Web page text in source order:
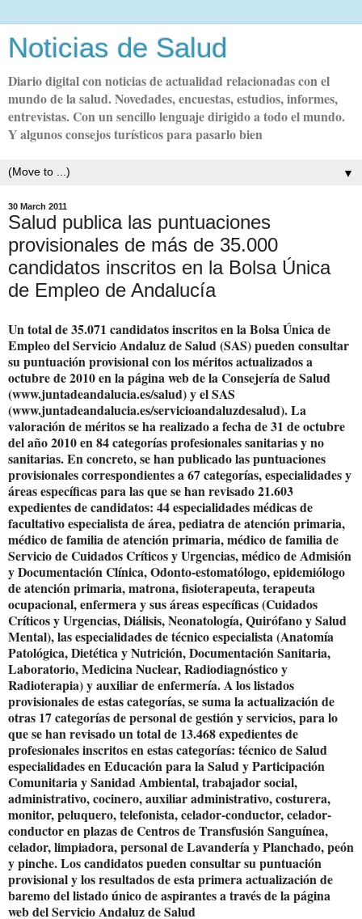
Noticias de Salud
Diario digital con noticias de actualidad relacionadas con el
mundo de la salud. Novedades, encuestas, estudios, informes,
entrevistas. Con un sencillo lenguaje dirigido a todo el mundo.
Y algunos consejos turísticos para pasarlo bien
▼
30 March 2011
Salud publica las puntuaciones
provisionales de más de 35.000
candidatos inscritos en la Bolsa Única
de Empleo de Andalucía
Un total de 35.071 candidatos inscritos en la Bolsa Única de
Empleo del Servicio Andaluz de Salud (SAS) pueden consultar
su puntuación provisional con los méritos actualizados a
octubre de 2010 en la página web de la Consejería de Salud
(www.juntadeandalucia.es/salud) y el SAS
(www.juntadeandalucia.es/servicioandaluzdesalud). La
valoración de méritos se ha realizado a fecha de 31 de octubre
del año 2010 en 84 categorías profesionales sanitarias y no
sanitarias. En concreto, se han publicado las puntuaciones
provisionales correspondientes a 67 categorías, especialidades y
áreas específicas para las que se han revisado 21.603
expedientes de candidatos: 44 especialidades médicas de
facultativo especialista de área, pediatra de atención primaria,
médico de familia de atención primaria, médico de familia de
Servicio de Cuidados Críticos y Urgencias, médico de Admisión
y Documentación Clínica, Odonto-estomatólogo, epidemiólogo
de atención primaria, matrona, fisioterapeuta, terapeuta
ocupacional, enfermera y sus áreas específicas (Cuidados
Críticos y Urgencias, Diálisis, Neonatología, Quirófano y Salud
Mental), las especialidades de técnico especialista (Anatomía
Patológica, Dietética y Nutrición, Documentación Sanitaria,
Laboratorio, Medicina Nuclear, Radiodiagnóstico y
Radioterapia) y auxiliar de enfermería. A los listados
provisionales de estas categorías, se suma la actualización de
otras 17 categorías de personal de gestión y servicios, para lo
que se han revisado un total de 13.468 expedientes de
profesionales inscritos en estas categorías: técnico de Salud
especialidades en Educación para la Salud y Participación
Comunitaria y Sanidad Ambiental, trabajador social,
administrativo, cocinero, auxiliar administrativo, costurera,
monitor, peluquero, telefonista, celador-conductor, celador-
conductor en plazas de Centros de Transfusión Sanguínea,
celador, limpiadora, personal de Lavandería y Planchado, peón
y pinche. Los candidatos pueden consultar su puntuación
provisional y los resultados de esta primera actualización de
baremo del listado único de aspirantes a través de la página
web del Servicio Andaluz de Salud